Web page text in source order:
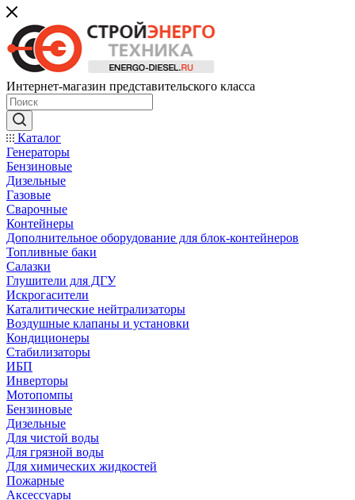
Интернет-магазин представительского класса
Каталог
Генераторы
Бензиновые
Дизельные
Газовые
Сварочные
Контейнеры
Дополнительное оборудование для блок-контейнеров
Топливные баки
Салазки
Глушители для ДГУ
Искрогасители
Каталитические нейтрализаторы
Воздушные клапаны и установки
Кондиционеры
Стабилизаторы
ИБП
Инверторы
Мотопомпы
Бензиновые
Дизельные
Для чистой воды
Для грязной воды
Для химических жидкостей
Пожарные
Аксессуары